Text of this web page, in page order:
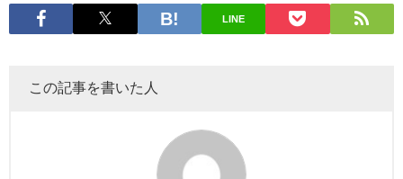
LINE
この記事を書いた人